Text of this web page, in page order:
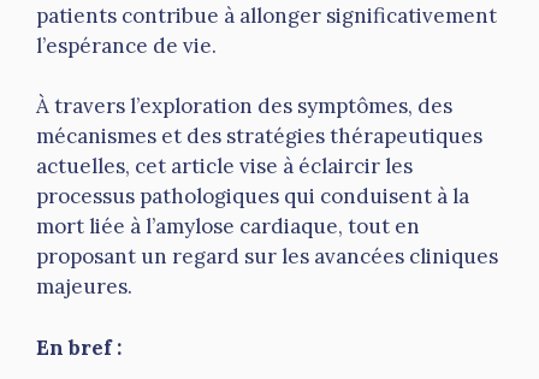
patients contribue à allonger significativement
l’espérance de vie.
À travers l’exploration des symptômes, des
mécanismes et des stratégies thérapeutiques
actuelles, cet article vise à éclaircir les
processus pathologiques qui conduisent à la
mort liée à l’amylose cardiaque, tout en
proposant un regard sur les avancées cliniques
majeures.
En bref :